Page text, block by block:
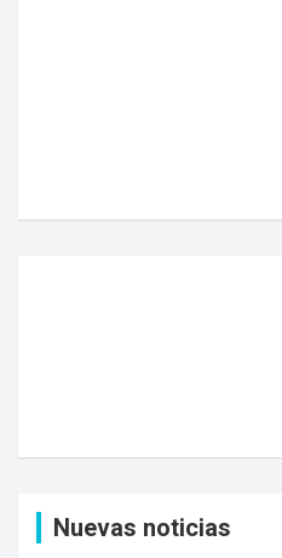
Nuevas noticias